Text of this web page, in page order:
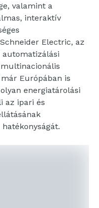
valamint a
interaktív
Electric, az
Európában is
olyan energiatárolási
az ipari és